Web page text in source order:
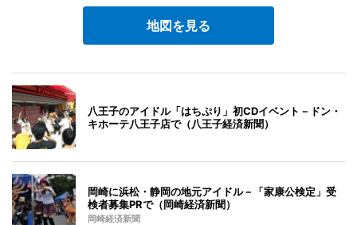
地図を見る
八王子のアイドル「はちぷり」初CDイベント－ドン・
キホーテ八王子店で（八王子経済新聞）
岡崎に浜松・静岡の地元アイドル－「家康公検定」受
検者募集PRで（岡崎経済新聞）
岡崎経済新聞